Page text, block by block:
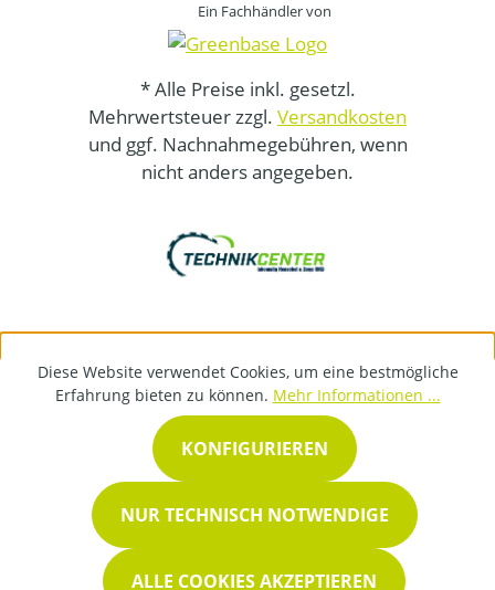
Ein Fachhändler von
* Alle Preise inkl. gesetzl.
Mehrwertsteuer zzgl. Versandkosten
und ggf. Nachnahmegebühren, wenn
nicht anders angegeben.
Diese Website verwendet Cookies, um eine bestmögliche
Erfahrung bieten zu können. Mehr Informationen ...
NUR TECHNISCH NOTWENDIGE
KONFIGURIEREN
ALLE COOKIES AKZEPTIEREN